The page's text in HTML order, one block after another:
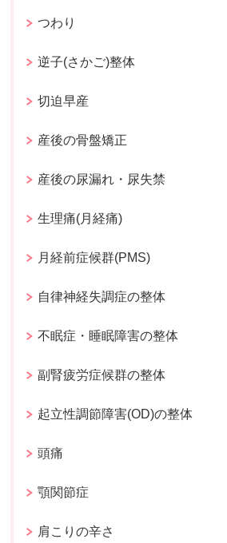
つわり
逆子(さかご)整体
切迫早産
産後の骨盤矯正
産後の尿漏れ・尿失禁
生理痛(月経痛)
月経前症候群(PMS)
自律神経失調症の整体
不眠症・睡眠障害の整体
副腎疲労症候群の整体
起立性調節障害(OD)の整体
頭痛
顎関節症
肩こりの辛さ